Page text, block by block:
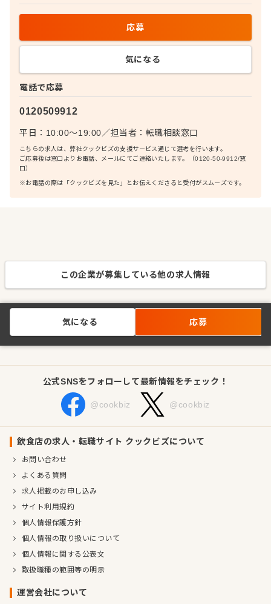
電話で応募
0120509912
平日：10:00〜19:00／担当者： 転職相談窓口
こちらの求人は、弊社クックビズの支援サービス通じて選考を行います。
ご応募後は窓口よりお電話、メールにてご連絡いたします。（0120-50-9912/窓
口）
※お電話の際は「クックビズを見た」とお伝えくださると受付がスムーズです。
応募
気になる
この企業が募集している他の求人情報
気になる 応募
公式SNSをフォローして最新情報をチェック！
@cookbiz @cookbiz
飲食店の求人・転職サイト クックビズについて
お問い合わせ
よくある質問
求人掲載のお申し込み
サイト利用規約
個人情報保護方針
個人情報の取り扱いについて
個人情報に関する公表文
取扱職種の範囲等の明示
運営会社について